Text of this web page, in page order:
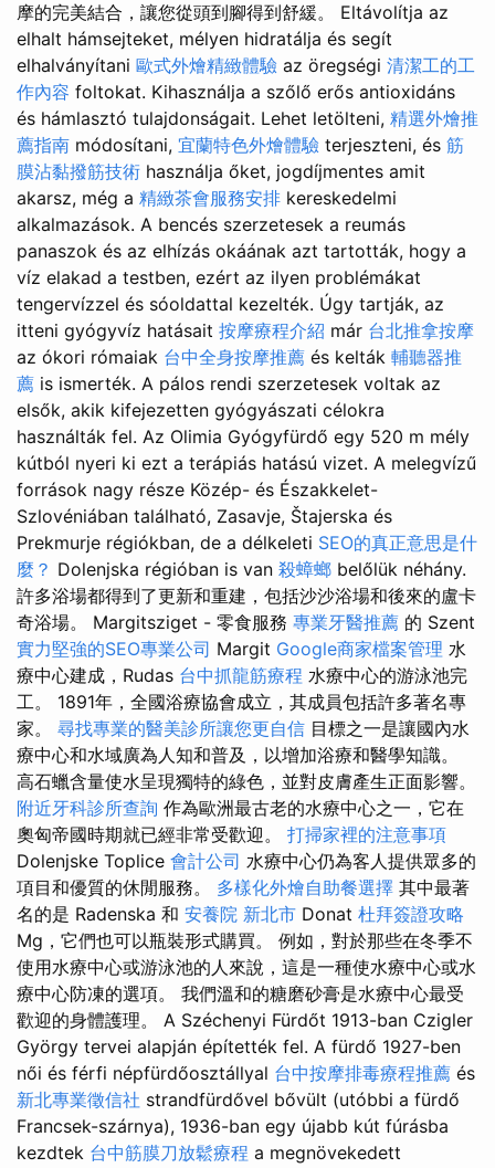
摩的完美結合，讓您從頭到腳得到舒緩。 Eltávolítja az
elhalt hámsejteket, mélyen hidratálja és segít
elhalványítani 歐式外燴精緻體驗 az öregségi 清潔工的工
作內容 foltokat. Kihasználja a szőlő erős antioxidáns
és hámlasztó tulajdonságait. Lehet letölteni, 精選外燴推
薦指南 módosítani, 宜蘭特色外燴體驗 terjeszteni, és 筋
膜沾黏撥筋技術 használja őket, jogdíjmentes amit
akarsz, még a 精緻茶會服務安排 kereskedelmi
alkalmazások. A bencés szerzetesek a reumás
panaszok és az elhízás okáának azt tartották, hogy a
víz elakad a testben, ezért az ilyen problémákat
tengervízzel és sóoldattal kezelték. Úgy tartják, az
itteni gyógyvíz hatásait 按摩療程介紹 már 台北推拿按摩
az ókori rómaiak 台中全身按摩推薦 és kelták 輔聽器推
薦 is ismerték. A pálos rendi szerzetesek voltak az
elsők, akik kifejezetten gyógyászati célokra
használták fel. Az Olimia Gyógyfürdő egy 520 m mély
kútból nyeri ki ezt a terápiás hatású vizet. A melegvízű
források nagy része Közép- és Északkelet-
Szlovéniában található, Zasavje, Štajerska és
Prekmurje régiókban, de a délkeleti SEO的真正意思是什
麼？ Dolenjska régióban is van 殺蟑螂 belőlük néhány.
許多浴場都得到了更新和重建，包括沙沙浴場和後來的盧卡
奇浴場。 Margitsziget - 零食服務 專業牙醫推薦 的 Szent
實力堅強的SEO專業公司 Margit Google商家檔案管理 水
療中心建成，Rudas 台中抓龍筋療程 水療中心的游泳池完
工。 1891年，全國浴療協會成立，其成員包括許多著名專
家。 尋找專業的醫美診所讓您更自信 目標之一是讓國內水
療中心和水域廣為人知和普及，以增加浴療和醫學知識。
高石蠟含量使水呈現獨特的綠色，並對皮膚產生正面影響。
附近牙科診所查詢 作為歐洲最古老的水療中心之一，它在
奧匈帝國時期就已經非常受歡迎。 打掃家裡的注意事項
Dolenjske Toplice 會計公司 水療中心仍為客人提供眾多的
項目和優質的休閒服務。 多樣化外燴自助餐選擇 其中最著
名的是 Radenska 和 安養院 新北市 Donat 杜拜簽證攻略
Mg，它們也可以瓶裝形式購買。 例如，對於那些在冬季不
使用水療中心或游泳池的人來說，這是一種使水療中心或水
療中心防凍的選項。 我們溫和的糖磨砂膏是水療中心最受
歡迎的身體護理。 A Széchenyi Fürdőt 1913-ban Czigler
György tervei alapján építették fel. A fürdő 1927-ben
női és férfi népfürdőosztállyal 台中按摩排毒療程推薦 és
新北專業徵信社 strandfürdővel bővült (utóbbi a fürdő
Francsek-szárnya), 1936-ban egy újabb kút fúrásba
kezdtek 台中筋膜刀放鬆療程 a megnövekedett